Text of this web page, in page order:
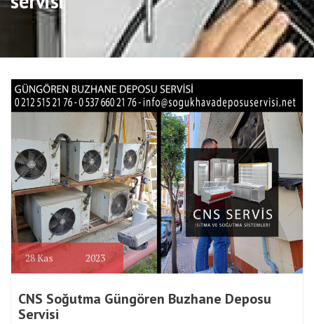
28Kas 2023
CNS Soğutma Güngören Buzhane Deposu
Servisi